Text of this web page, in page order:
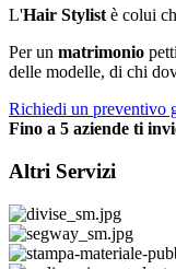
L'Hair Stylist è colui
Per un matrimonio
delle modelle, di chi
Richiedi un preventivo
Fino a 5 aziende ti
Altri Servizi